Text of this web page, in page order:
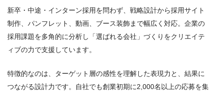
新卒・中途・インターン採用を問わず、戦略設計から採用サイト
制作、パンフレット、動画、ブース装飾まで幅広く対応。企業の
採用課題を多角的に分析し「選ばれる会社」づくりをクリエイテ
ィブの力で支援しています。
特徴的なのは、ターゲット層の感性を理解した表現力と、結果に
つながる設計力です。自社でも創業初期に2,000名以上の応募を集